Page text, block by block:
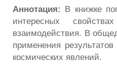
Аннотация: В книжке
интересных
взаимодействия. В
применения
космических явлений.